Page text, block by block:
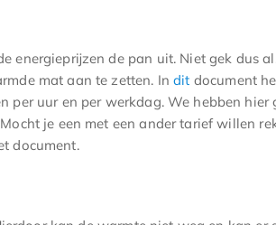
energieprijzen de pan uit. Niet gek dus
mat aan te zetten. Indit document
per uur en per werkdag. We hebben hier
je een met een ander tarief willen
document.